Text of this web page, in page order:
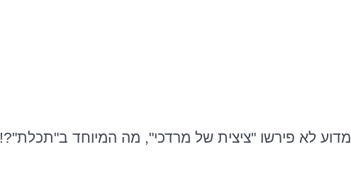
מדוע לא פירשו "ציצית של מרדכי", מה המיוחד ב"תכלת"?!